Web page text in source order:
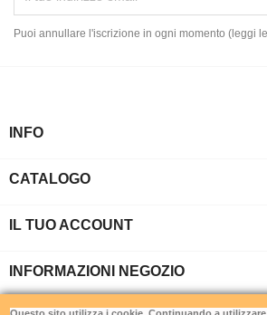
Puoi annullare l'iscrizione in ogni momento (leggi
INFO
CATALOGO
IL TUO ACCOUNT
INFORMAZIONI NEGOZIO
Gamemania srls - Via di Torrevecchia 220